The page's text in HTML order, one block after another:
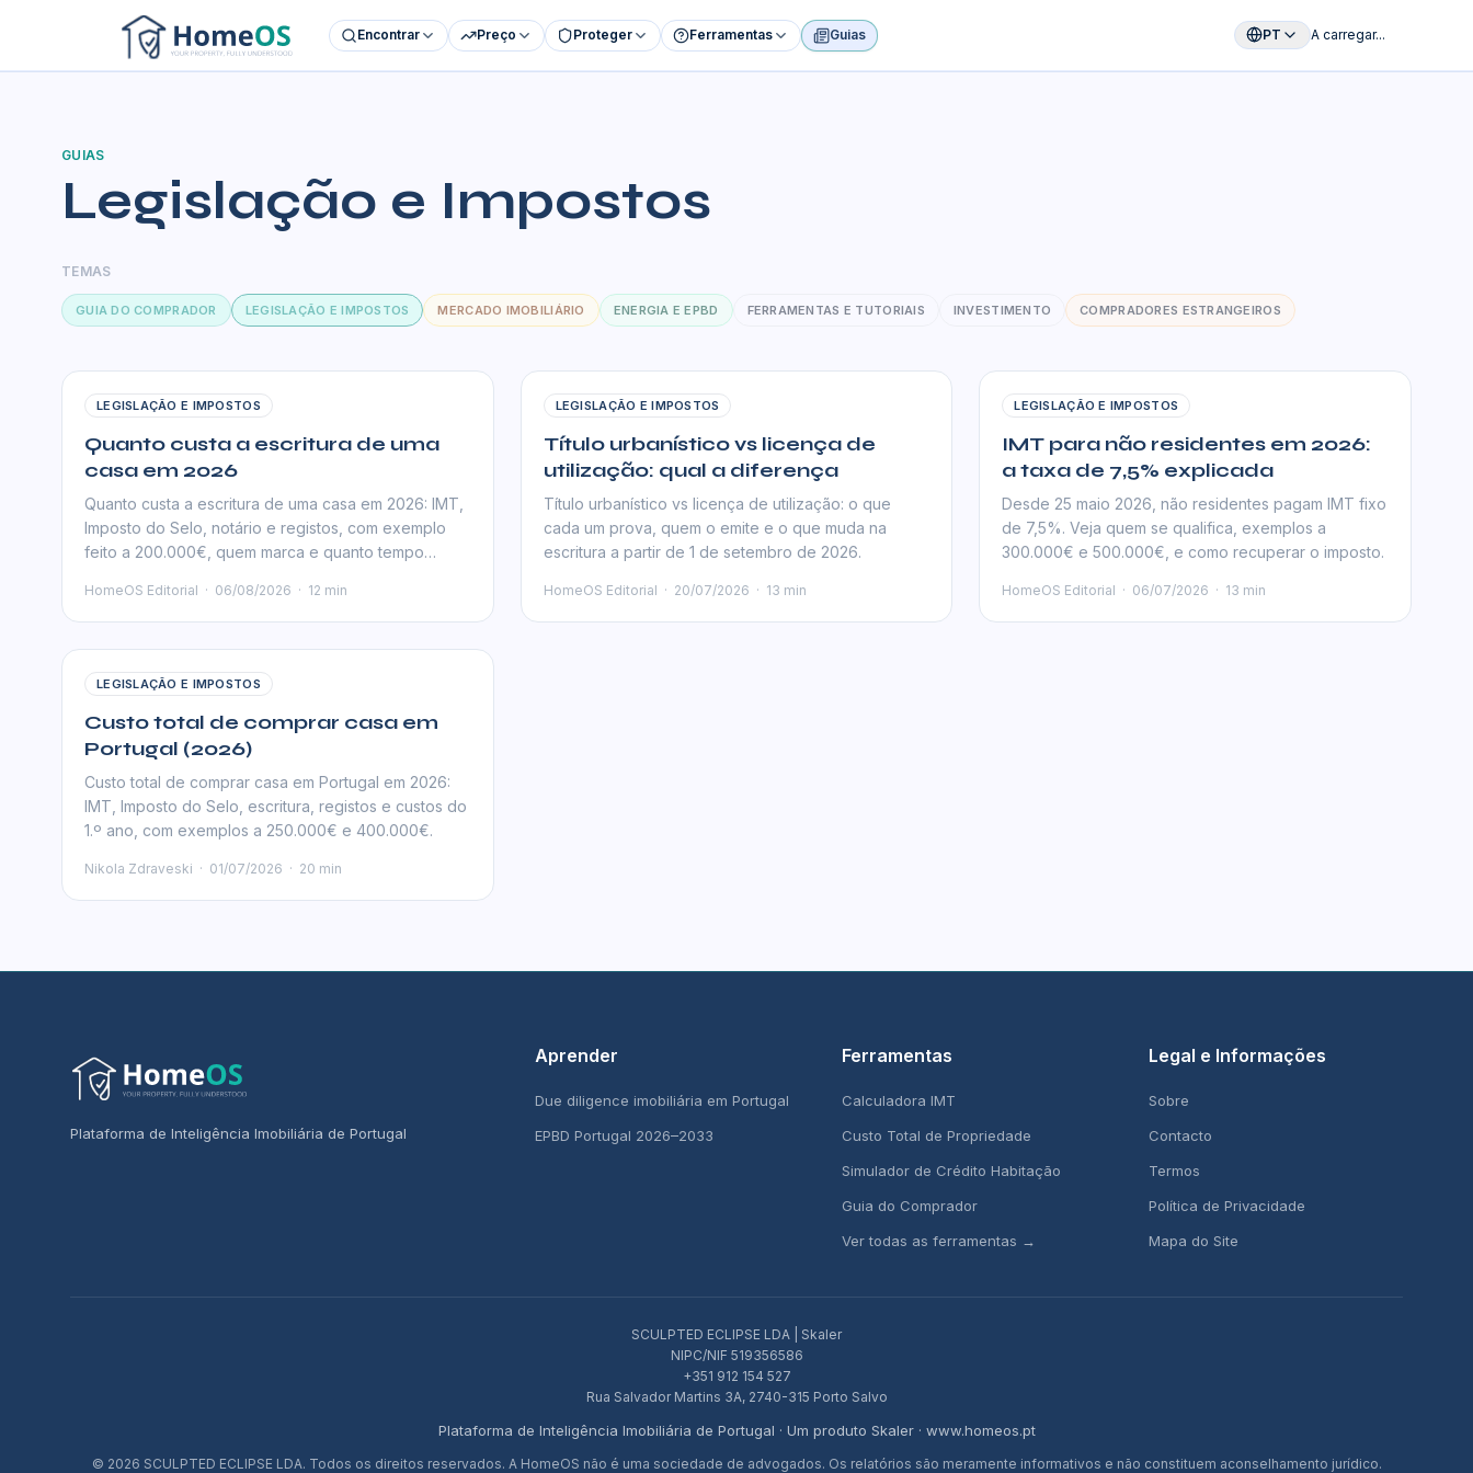
Encontrar Preço Proteger Ferramentas Guias PT A carregar...
GUIAS
Legislação e Impostos
TEMAS
GUIA DO COMPRADOR LEGISLAÇÃO E IMPOSTOS MERCADO IMOBILIÁRIO ENERGIA E EPBD FERRAMENTAS E TUTORIAIS INVESTIMENTO COMPRADORES ESTRANGEIROS
LEGISLAÇÃO E IMPOSTOS
Quanto custa a escritura de uma
casa em 2026
Quanto custa a escritura de uma casa em 2026: IMT,
Imposto do Selo, notário e registos, com exemplo
feito a 200.000€, quem marca e quanto tempo
HomeOS Editorial · 06/08/2026 · 12 min
LEGISLAÇÃO E IMPOSTOS
Título urbanístico vs licença de
utilização: qual a diferença
Título urbanístico vs licença de utilização: o que
cada um prova, quem o emite e o que muda na
escritura a partir de 1 de setembro de 2026.
HomeOS Editorial · 20/07/2026 · 13 min
LEGISLAÇÃO E IMPOSTOS
IMT para não residentes em 2026:
a taxa de 7,5% explicada
Desde 25 maio 2026, não residentes pagam IMT fixo
de 7,5%. Veja quem se qualifica, exemplos a
300.000€ e 500.000€, e como recuperar o imposto.
HomeOS Editorial · 06/07/2026 · 13 min
LEGISLAÇÃO E IMPOSTOS
Custo total de comprar casa em
Portugal (2026)
Custo total de comprar casa em Portugal em 2026:
IMT, Imposto do Selo, escritura, registos e custos do
1.º ano, com exemplos a 250.000€ e 400.000€.
Nikola Zdraveski · 01/07/2026 · 20 min
Plataforma de Inteligência Imobiliária de Portugal
Aprender
Due diligence imobiliária em Portugal
EPBD Portugal 2026–2033
Ferramentas
Calculadora IMT
Custo Total de Propriedade
Simulador de Crédito Habitação
Guia do Comprador
Ver todas as ferramentas →
Legal e Informações
Sobre
Contacto
Termos
Política de Privacidade
Mapa do Site
SCULPTED ECLIPSE LDA | Skaler
NIPC/NIF 519356586
+351 912 154 527
Rua Salvador Martins 3A, 2740-315 Porto Salvo
Plataforma de Inteligência Imobiliária de Portugal · Um produto Skaler · www.homeos.pt
© 2026 SCULPTED ECLIPSE LDA. Todos os direitos reservados. A HomeOS não é uma sociedade de advogados. Os relatórios são meramente informativos e não constituem aconselhamento jurídico.